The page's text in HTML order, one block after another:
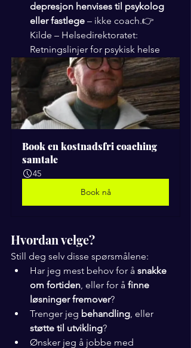
depresjon henvises til psykolog
eller fastlege – ikke coach.👉
Kilde – Helsedirektoratet:
Retningslinjer for psykisk helse
Book en kostnadsfri coaching
samtale
45
Book nå
Hvordan velge?
Still deg selv disse spørsmålene:
Har jeg mest behov for å snakke
om fortiden, eller for å finne
løsninger fremover?
Trenger jeg behandling, eller
støtte til utvikling?
Ønsker jeg å jobbe med